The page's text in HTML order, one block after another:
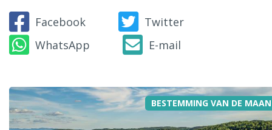
Facebook
Twitter
WhatsApp
E-mail
BESTEMMING VAN DE